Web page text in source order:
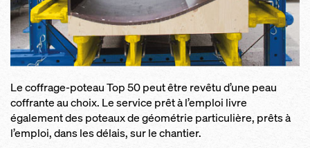
Le coffrage-poteau Top 50 peut être revêtu d’une peau
coffrante au choix. Le service prêt à l’emploi livre
également des poteaux de géométrie particulière, prêts à
l’emploi, dans les délais, sur le chantier.